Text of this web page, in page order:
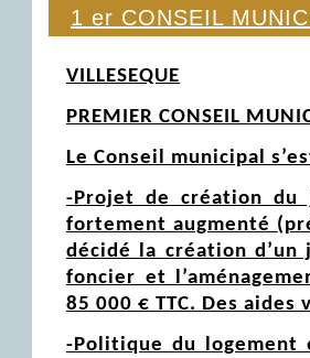
1 er CONSEIL
VILLESEQUE
PREMIER CONSEIL
Le Conseil municipal
-Projet de création du
fortement augmenté
décidé la création d’un
foncier et
85 000 € TTC. Des
-Politique du logement